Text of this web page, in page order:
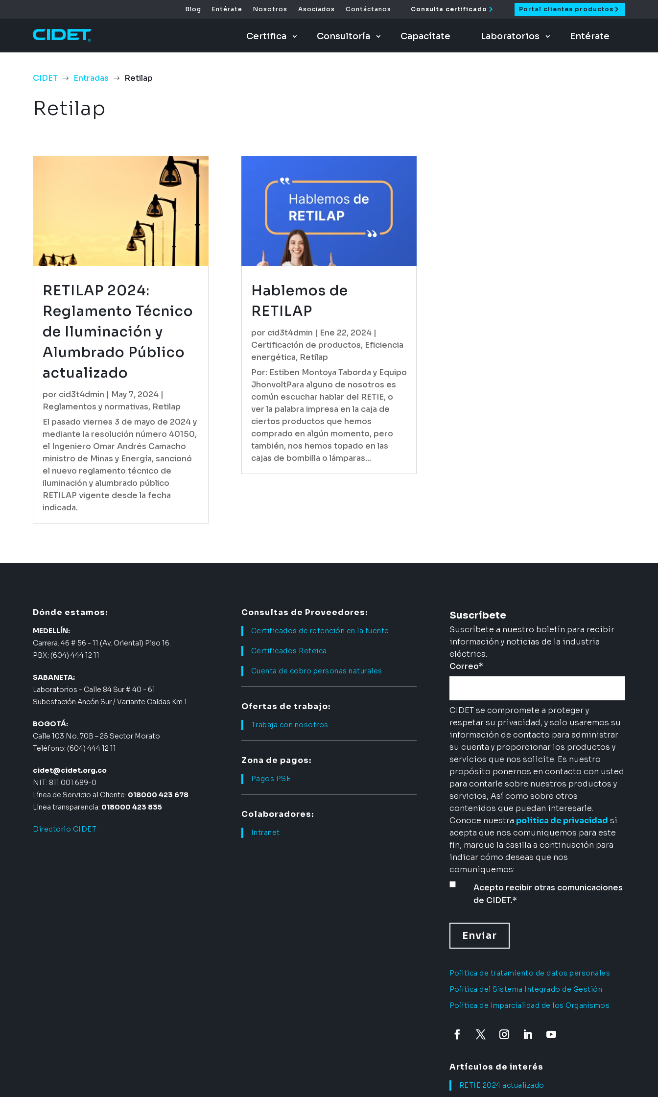
Blog Entérate Nosotros Asociados Contáctanos Consulta certificado Portal clientes productos
Certifica Consultoría Capacítate Laboratorios Entérate
CIDET $ Entradas $ Retilap
Retilap
RETILAP 2024:
Reglamento Técnico
de Iluminación y
Alumbrado Público
actualizado
por cid3t4dmin | May 7, 2024 |
Reglamentos y normativas, Retilap
El pasado viernes 3 de mayo de 2024 y
mediante la resolución número 40150,
el Ingeniero Omar Andrés Camacho
ministro de Minas y Energía, sancionó
el nuevo reglamento técnico de
iluminación y alumbrado público
RETILAP vigente desde la fecha
indicada.
Hablemos de
RETILAP
por cid3t4dmin | Ene 22, 2024|
Certificación de productos, Eficiencia
energética, Retilap
Por: Estiben Montoya Taborda y Equipo
JhonvoltPara alguno de nosotros es
común escuchar hablar del RETIE, o
ver la palabra impresa en la caja de
ciertos productos que hemos
comprado en algún momento, pero
también, nos hemos topado en las
cajas de bombilla o lámparas...
Dónde estamos:
MEDELLÍN:
Carrera. 46 # 56 - 11 (Av. Oriental) Piso 16.
PBX: (604) 444 12 11
SABANETA:
Laboratorios - Calle 84 Sur # 40 - 61
Subestación Ancón Sur / Variante Caldas Km 1
BOGOTÁ:
Calle 103 No. 70B – 25 Sector Morato
Teléfono: (604) 444 12 11
cidet@cidet.org.co
NIT: 811.001.689-0
Línea de Servicio al Cliente: 018000 423 678
Línea transparencia: 018000 423 835
Directorio CIDET
Consultas de Proveedores:
Certificados de retención en la fuente
Certificados Reteica
Cuenta de cobro personas naturales
Ofertas de trabajo:
Trabaja con nosotros
Zona de pagos:
Pagos PSE
Colaboradores:
Intranet
Suscríbete
Suscríbete a nuestro boletín para recibir
información y noticias de la industria
eléctrica.
Correo*
CIDET se compromete a proteger y
respetar su privacidad, y solo usaremos su
información de contacto para administrar
su cuenta y proporcionar los productos y
servicios que nos solicite. Es nuestro
propósito ponernos en contacto con usted
para contarle sobre nuestros productos y
servicios, Así como sobre otros
contenidos que puedan interesarle.
Conoce nuestra política de privacidad si
acepta que nos comuniquemos para este
fin, marque la casilla a continuación para
indicar cómo deseas que nos
comuniquemos:
Acepto recibir otras comunicaciones
de CIDET.*
Política de tratamiento de datos personales
Política del Sistema Integrado de Gestión
Política de Imparcialidad de los Organismos
Artículos de interés
RETIE 2024 actualizado